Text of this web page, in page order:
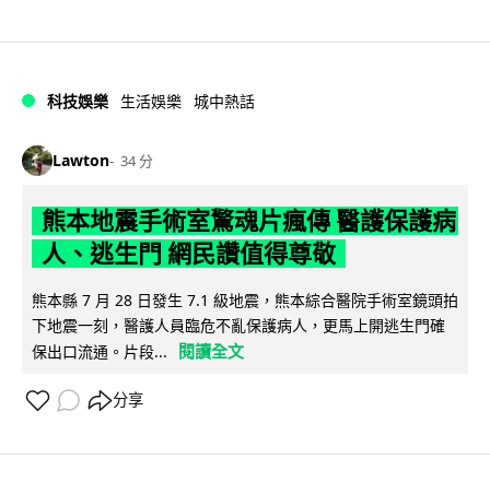
科技娛樂 生活娛樂 城中熱話
Lawton 34 分
熊本地震手術室驚魂片瘋傳 醫護保護病
人、逃生門 網民讚值得尊敬
熊本縣 7 月 28 日發生 7.1 級地震，熊本綜合醫院手術室鏡頭拍
下地震一刻，醫護人員臨危不亂保護病人，更馬上開逃生門確
保出口流通。片段...
閱讀全文
分享